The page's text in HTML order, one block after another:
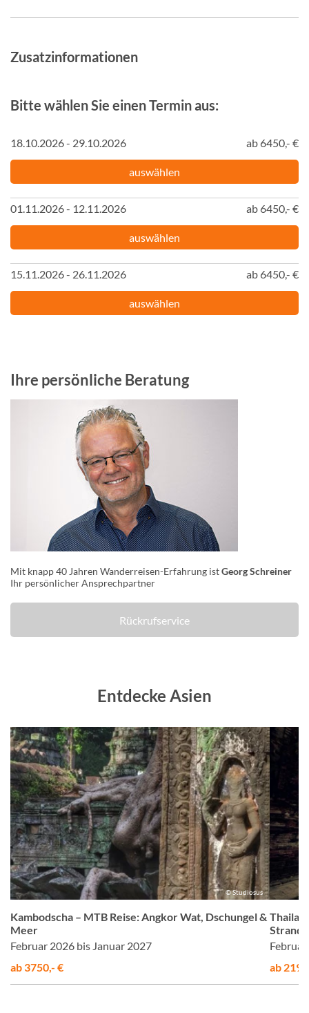
Zusatzinformationen
Bitte wählen Sie einen Termin aus:
18.10.2026 - 29.10.2026 ab 6450,- €
auswählen
01.11.2026 - 12.11.2026 ab 6450,- €
auswählen
15.11.2026 - 26.11.2026 ab 6450,- €
auswählen
Ihre persönliche Beratung
Mit knapp 40 Jahren Wanderreisen-Erfahrung istGeorg Schreiner
Ihr persönlicher Ansprechpartner
Rückrufservice
Entdecke Asien
© Studiosus
Kambodscha – MTB Reise: Angkor Wat, Dschungel &
Meer
Februar 2026 bis Januar 2027
ab 3750,- €
ab